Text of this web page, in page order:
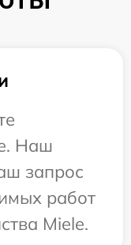
Наш
запрос
работ
Miele.